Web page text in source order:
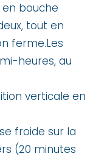
bouche
tout en
ferme.Les
heures, au
verticale en
froide sur la
(20 minutes